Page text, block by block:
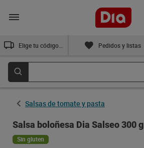
Pedidos y listas
Salsas de tomate y pasta
Salsa boloñesa Dia Salseo 300 g
Sin gluten